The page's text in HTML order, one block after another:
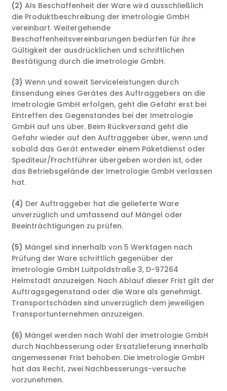
(2) Als Beschaffenheit der Ware wird ausschließlich
die Produktbeschreibung der imetrologie GmbH
vereinbart. Weitergehende
Beschaffenheitsvereinbarungen bedürfen für ihre
Gültigkeit der ausdrücklichen und schriftlichen
Bestätigung durch die imetrologie GmbH.
(3) Wenn und soweit Serviceleistungen durch
Einsendung eines Gerätes des Auftraggebers an die
Imetrologie GmbH erfolgen, geht die Gefahr erst bei
Eintreffen des Gegenstandes bei der Imetrologie
GmbH auf uns über. Beim Rückversand geht die
Gefahr wieder auf den Auftraggeber über, wenn und
sobald das Gerät entweder einem Paketdienst oder
Spediteur/Frachtführer übergeben worden ist, oder
das Betriebsgelände der Imetrologie GmbH verlassen
hat.
(4) Der Auftraggeber hat die gelieferte Ware
unverzüglich und umfassend auf Mängel oder
Beeinträchtigungen zu prüfen.
(5) Mängel sind innerhalb von 5 Werktagen nach
Prüfung der Ware schriftlich gegenüber der
imetrologie GmbH Luitpoldstraße 3, D-97264
Helmstadt anzuzeigen. Nach Ablauf dieser Frist gilt der
Auftragsgegenstand oder die Ware als genehmigt.
Transportschäden sind unverzüglich dem jeweiligen
Transportunternehmen anzuzeigen.
(6) Mängel werden nach Wahl der imetrologie GmbH
durch Nachbesserung oder Ersatzlieferung innerhalb
angemessener Frist behoben. Die imetrologie GmbH
hat das Recht, zwei Nachbesserungs-versuche
vorzunehmen.